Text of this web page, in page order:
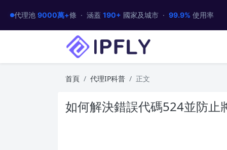
代理池 9000萬+條 · 涵蓋 190+ 國家及城市 · 99.9% 使用率
首頁 代理IP科普 正文
如何解決錯誤代碼524並防止